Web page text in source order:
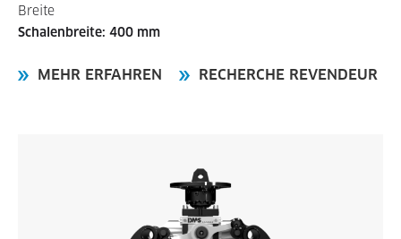
Breite
Schalenbreite: 400 mm
MEHR ERFAHREN RECHERCHE REVENDEUR